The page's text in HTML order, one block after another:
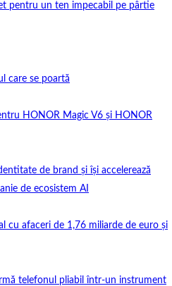
pentru un ten impecabil pe pârtie
care se poartă
HONOR Magic V6 și HONOR
de brand și își accelerează
de ecosistem AI
cu afaceri de 1,76 miliarde de euro și
telefonul pliabil într-un instrument